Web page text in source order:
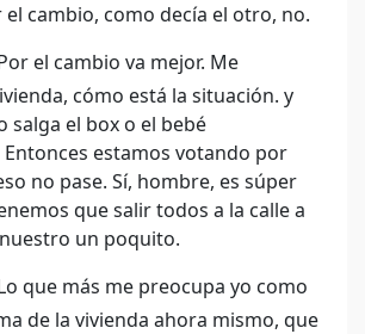
el cambio, como decía el otro, no.
el cambio va mejor. Me
cómo está la situación. y
salga el box o el bebé
estamos votando por
no pase. Sí, hombre, es súper
que salir todos a la calle a
un poquito.
que más me preocupa yo como
de la vivienda ahora mismo, que